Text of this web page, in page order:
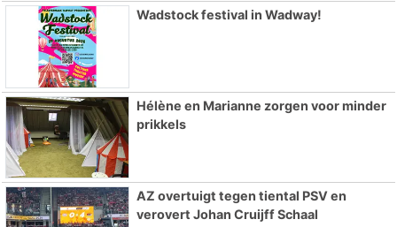
Wadstock festival in Wadway!
Hélène en Marianne zorgen voor minder
prikkels
AZ overtuigt tegen tiental PSV en
verovert Johan Cruijff Schaal